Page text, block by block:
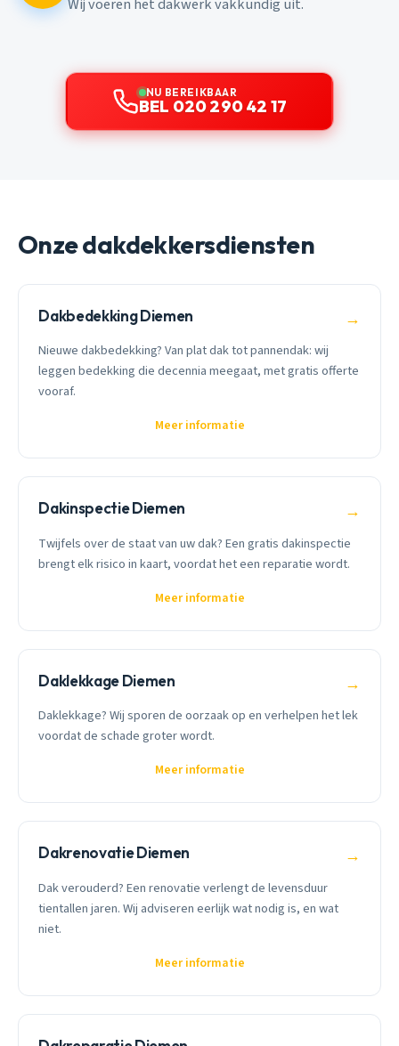
NU BEREIKBAAR
BEL 020 290 42 17
Onze dakdekkersdiensten
Dakbedekking Diemen →
Nieuwe dakbedekking? Van plat dak tot pannendak: wij
leggen bedekking die decennia meegaat, met gratis offerte
vooraf.
Meer informatie
Dakinspectie Diemen →
Twijfels over de staat van uw dak? Een gratis dakinspectie
brengt elk risico in kaart, voordat het een reparatie wordt.
Meer informatie
Daklekkage Diemen →
Daklekkage? Wij sporen de oorzaak op en verhelpen het lek
voordat de schade groter wordt.
Meer informatie
Dakrenovatie Diemen →
Dak verouderd? Een renovatie verlengt de levensduur
tientallen jaren. Wij adviseren eerlijk wat nodig is, en wat
niet.
Meer informatie